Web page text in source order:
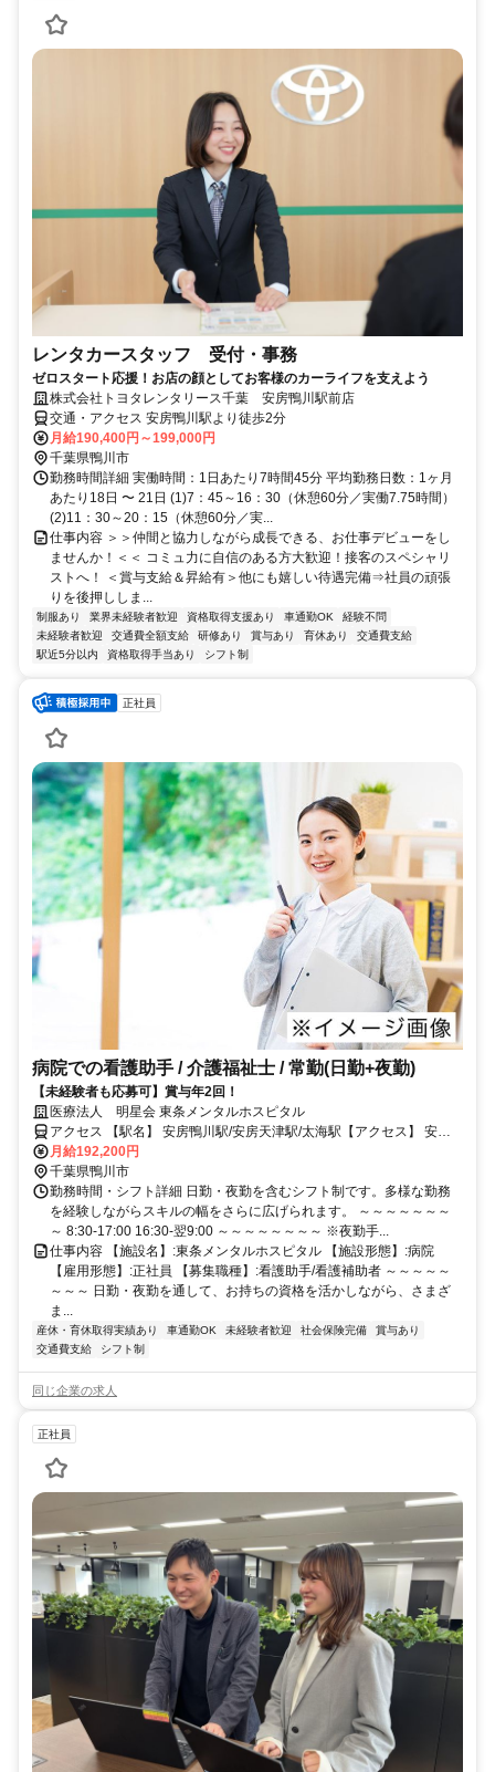
レンタカースタッフ 受付・事務
ゼロスタート応援！お店の顔としてお客様のカーライフを支えよう
株式会社トヨタレンタリース千葉 安房鴨川駅前店
交通・アクセス 安房鴨川駅より徒歩2分
月給190,400円～199,000円
千葉県鴨川市
勤務時間詳細 実働時間：1日あたり7時間45分 平均勤務日数：1ヶ月
あたり18日 〜 21日 (1)7：45～16：30（休憩60分／実働7.75時間）
(2)11：30～20：15（休憩60分／実...
仕事内容 ＞＞仲間と協力しながら成長できる、お仕事デビューをし
ませんか！＜＜ コミュ力に自信のある方大歓迎！接客のスペシャリ
ストへ！ ＜賞与支給＆昇給有＞他にも嬉しい待遇完備⇒社員の頑張
りを後押ししま...
制服あり 業界未経験者歓迎 資格取得支援あり 車通勤OK
経験不問
未経験者歓迎
交通費全額支給 研修あり 賞与あり 育休あり
交通費支給
駅近5分以内
資格取得手当あり シフト制
正社員
病院での看護助手 / 介護福祉士 / 常勤(日勤+夜勤)
【未経験者も応募可】賞与年2回！
医療法人 明星会 東条メンタルホスピタル
アクセス 【駅名】 安房鴨川駅/安房天津駅/太海駅【アクセス】 安房
鴨川駅から徒歩24分
月給192,200円
千葉県鴨川市
勤務時間・シフト詳細 日勤・夜勤を含むシフト制です。多様な勤務
を経験しながらスキルの幅をさらに広げられます。 ～～～～～～～
～ 8:30-17:00 16:30-翌9:00 ～～～～～～～～ ※夜勤手...
仕事内容 【施設名】:東条メンタルホスピタル 【施設形態】:病院
【雇用形態】:正社員 【募集職種】:看護助手/看護補助者 ～～～～～
～～～ 日勤・夜勤を通して、お持ちの資格を活かしながら、さまざ
ま...
産休・育休取得実績あり 車通勤OK 未経験者歓迎 社会保険完備
賞与あり
交通費支給
シフト制
同じ企業の求人
正社員